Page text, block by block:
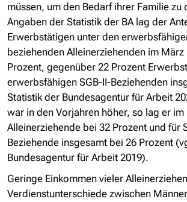
müssen, um den Bedarf ihrer Familie zu
Angaben der Statistik der BA lag der
Erwerbstätigen unter den
beziehenden Alleinerziehenden im März
Prozent, gegenüber 22 Prozent
erwerbsfähigen SGB-II-Beziehenden
Statistik der Bundesagentur für Arbeit
war in den Vorjahren höher, so lag er
Alleinerziehende bei 32 Prozent und für
Beziehende insgesamt bei 26 Prozent
Bundesagentur für Arbeit 2019).
Geringe Einkommen vieler
Verdienstunterschiede zwischen